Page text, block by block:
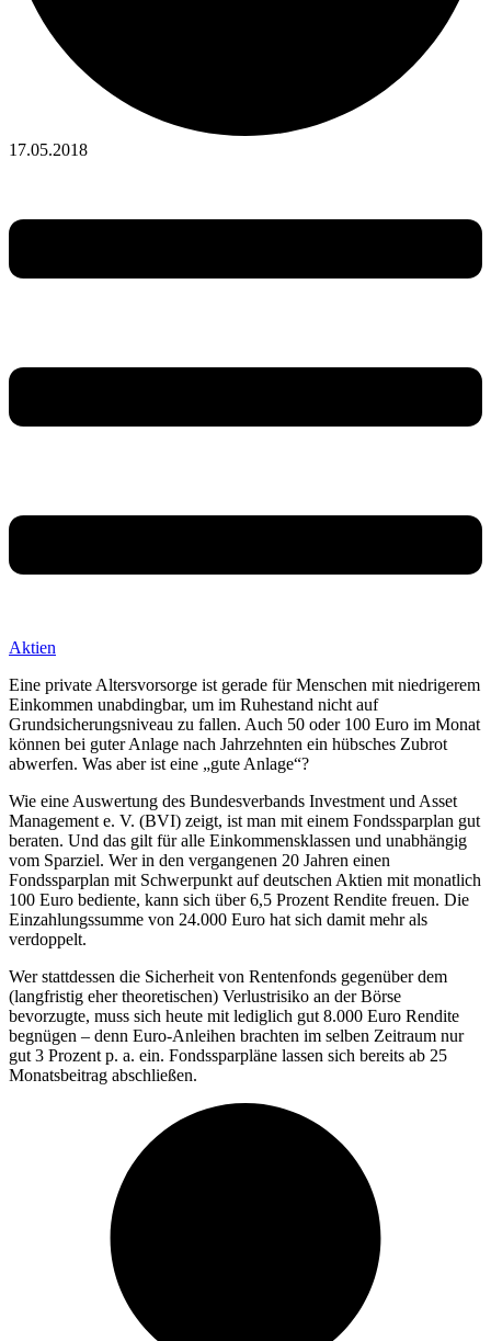
17.05.2018
Aktien
Eine private Altersvorsorge ist gerade für Menschen mit niedrigerem
Einkommen unabdingbar, um im Ruhestand nicht auf
Grundsicherungsniveau zu fallen. Auch 50 oder 100 Euro im Monat
können bei guter Anlage nach Jahrzehnten ein hübsches Zubrot
abwerfen. Was aber ist eine „gute Anlage“?
Wie eine Auswertung des Bundesverbands Investment und Asset
Management e. V. (BVI) zeigt, ist man mit einem Fondssparplan gut
beraten. Und das gilt für alle Einkommensklassen und unabhängig
vom Sparziel. Wer in den vergangenen 20 Jahren einen
Fondssparplan mit Schwerpunkt auf deutschen Aktien mit monatlich
100 Euro bediente, kann sich über 6,5 Prozent Rendite freuen. Die
Einzahlungssumme von 24.000 Euro hat sich damit mehr als
verdoppelt.
Wer stattdessen die Sicherheit von Rentenfonds gegenüber dem
(langfristig eher theoretischen) Verlustrisiko an der Börse
bevorzugte, muss sich heute mit lediglich gut 8.000 Euro Rendite
begnügen – denn Euro-Anleihen brachten im selben Zeitraum nur
gut 3 Prozent p. a. ein. Fondssparpläne lassen sich bereits ab 25
Monatsbeitrag abschließen.